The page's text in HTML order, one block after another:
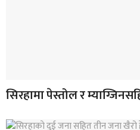
सिरहामा पेस्तोल र